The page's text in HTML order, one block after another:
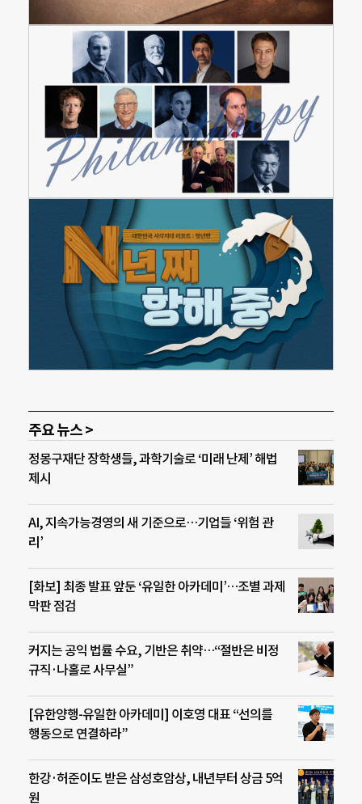
주요 뉴스 >
정몽구재단 장학생들, 과학기술로 ‘미래 난제’ 해법
제시
AI, 지속가능경영의 새 기준으로…기업들 ‘위험 관
리’
[화보] 최종 발표 앞둔 ‘유일한 아카데미’…조별 과제
막판 점검
커지는 공익 법률 수요, 기반은 취약…“절반은 비정
규직·나홀로 사무실”
[유한양행-유일한 아카데미] 이호영 대표 “선의를
행동으로 연결하라”
한강·허준이도 받은 삼성호암상, 내년부터 상금 5억
원